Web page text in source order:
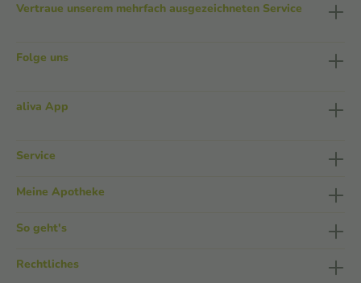
Vertraue unserem mehrfach ausgezeichneten Service
Folge uns
aliva App
Service
Meine Apotheke
So geht's
Rechtliches